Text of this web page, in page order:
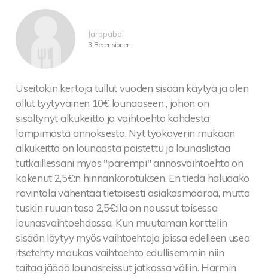
Jarppaboi
3 Recensionen
Useitakin kertoja tullut vuoden sisään käytyä ja olen
ollut tyytyväinen 10€ lounaaseen , johon on
sisältynyt alkukeitto ja vaihtoehto kahdesta
lämpimästä annoksesta. Nyt työkaverin mukaan
alkukeitto on lounaasta poistettu ja lounaslistaa
tutkaillessani myös "parempi" annosvaihtoehto on
kokenut 2,5€:n hinnankorotuksen. En tiedä haluaako
ravintola vähentää tietoisesti asiakasmäärää, mutta
tuskin ruuan taso 2,5€:lla on noussut toisessa
lounasvaihtoehdossa. Kun muutaman korttelin
sisään löytyy myös vaihtoehtoja joissa edelleen usea
itsetehty maukas vaihtoehto edullisemmin niin
taitaa jäädä lounasreissut jatkossa väliin. Harmin